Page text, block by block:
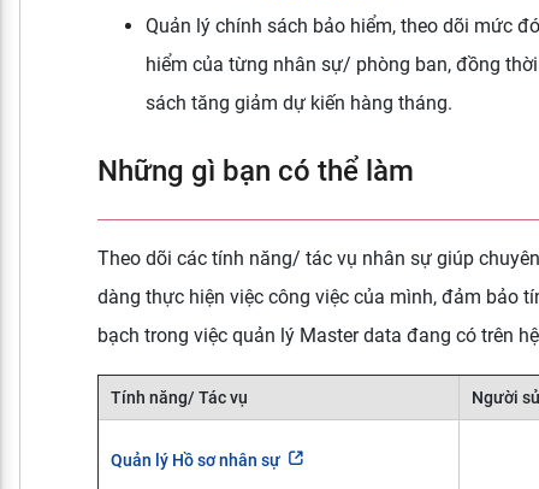
Quản lý chính sách bảo hiểm, theo dõi mức
hiểm của từng nhân sự/ phòng ban, đồng
sách tăng giảm dự kiến hàng tháng.
Những gì bạn có thể làm
Theo dõi các tính năng/ tác vụ nhân sự giúp
dàng thực hiện việc công việc của mình, đảm bảo
bạch trong việc quản lý Master data đang có trên
Tính năng/ Tác vụ Người
Quản lý Hồ sơ nhân sự